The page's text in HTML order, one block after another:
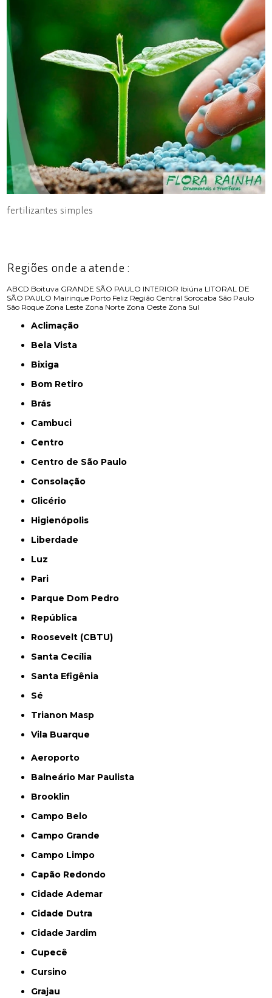
fertilizantes simples
Regiões onde a atende :
ABCD Boituva GRANDE SÃO PAULO INTERIOR Ibiúna LITORAL DE
SÃO PAULO Mairinque Porto Feliz Região Central Sorocaba São Paulo
São Roque Zona Leste Zona Norte Zona Oeste Zona Sul
Aclimação
Bela Vista
Bixiga
Bom Retiro
Brás
Cambuci
Centro
Centro de São Paulo
Consolação
Glicério
Higienópolis
Liberdade
Luz
Pari
Parque Dom Pedro
República
Roosevelt (CBTU)
Santa Cecília
Santa Efigênia
Sé
Trianon Masp
Vila Buarque
Aeroporto
Balneário Mar Paulista
Brooklin
Campo Belo
Campo Grande
Campo Limpo
Capão Redondo
Cidade Ademar
Cidade Dutra
Cidade Jardim
Cupecê
Cursino
Grajau